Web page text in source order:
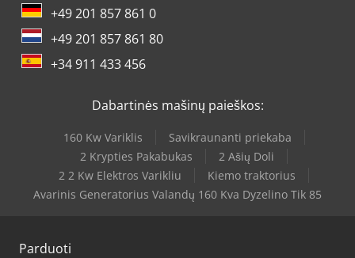
+49 201 857 861 0
+49 201 857 861 80
+34 911 433 456
Dabartinės mašinų paieškos:
160 Kw Variklis
Savikraunanti priekaba
2 Krypties Pakabukas
2 Ašių Doli
2 2 Kw Elektros Varikliu
Kiemo traktorius
Avarinis Generatorius Valandų 160 Kva Dyzelino Tik 85
Parduoti